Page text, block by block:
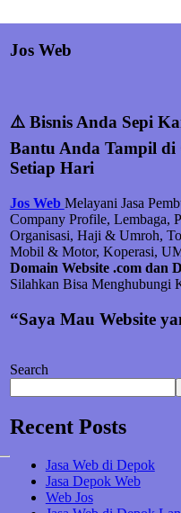
Jos Web
⚠️ Bisnis Anda Sepi
Bantu Anda Tampil di
Setiap Hari
Jos Web Melayani Jasa
Company Profile, Lembaga,
Organisasi, Haji & Umroh,
Mobil & Motor, Koperasi,
Domain Website .com dan
Silahkan Bisa Menghubungi
“Saya Mau Website
Search
Recent Posts
Jasa Web di Depok
Jasa Depok Web
Web Jos